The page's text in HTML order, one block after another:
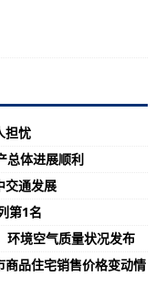
担忧
总体进展顺利
交通发展
第1名
境空气质量状况发布
品住宅销售价格变动情